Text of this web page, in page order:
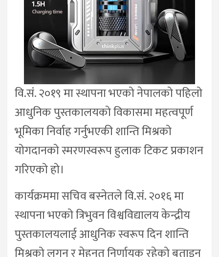
वि.सं. २०१९ मा स्थापना भएको नेपालको पहिलो
आधुनिक पुस्तकालयको विकासमा महत्वपूर्ण
भूमिका निर्वाह गर्नुभएकी शान्ति मिश्रको
योगदानको स्मरणस्वरूप हुलाक टिकट प्रकाशन
गरिएको हो।
कार्यक्रममा सचिव बस्नेतले वि.सं. २०१६ मा
स्थापना भएको त्रिभुवन विश्वविद्यालय केन्द्रीय
पुस्तकालयलाई आधुनिक स्वरूप दिन शान्ति